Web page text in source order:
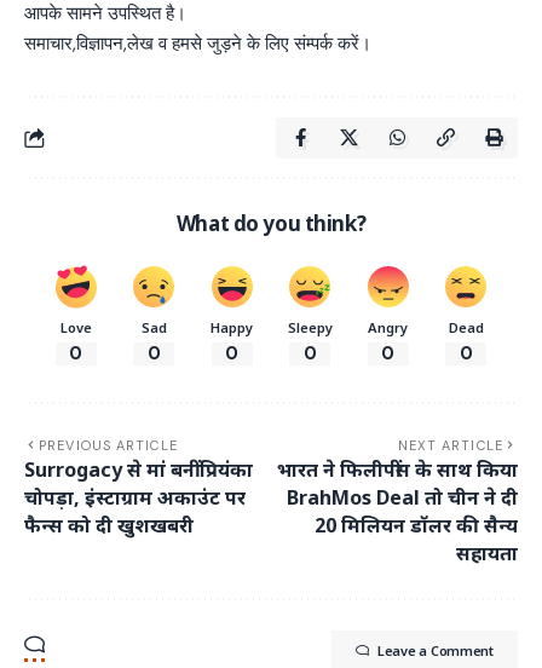
आपके सामने उपस्थित है।
समाचार,विज्ञापन,लेख व हमसे जुड़ने के लिए संम्पर्क करें।
What do you think?
Love
0
Sad
0
Happy
0
Sleepy
0
Angry
0
Dead
0
PREVIOUS ARTICLE
Surrogacy से मां बनीं प्रियंका
चोपड़ा, इंस्टाग्राम अकाउंट पर
फैन्स को दी खुशखबरी
NEXT ARTICLE
भारत ने फिलीपींस के साथ किया
BrahMos Deal तो चीन ने दी
20 मिलियन डॉलर की सैन्य
सहायता
Leave a Comment